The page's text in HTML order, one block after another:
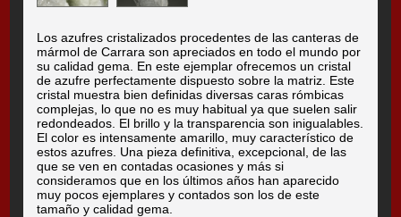
Los azufres cristalizados procedentes de las canteras de
mármol de Carrara son apreciados en todo el mundo por
su calidad gema. En este ejemplar ofrecemos un cristal
de azufre perfectamente dispuesto sobre la matriz. Este
cristal muestra bien definidas diversas caras rómbicas
complejas, lo que no es muy habitual ya que suelen salir
redondeados. El brillo y la transparencia son inigualables.
El color es intensamente amarillo, muy característico de
estos azufres. Una pieza definitiva, excepcional, de las
que se ven en contadas ocasiones y más si
consideramos que en los últimos años han aparecido
muy pocos ejemplares y contados son los de este
tamaño y calidad gema.